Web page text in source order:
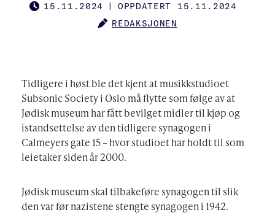
PUBLISHED
15.11.2024 | OPPDATERT 15.11.2024
AUTHOR
REDAKSJONEN
Tidligere i høst ble det kjent at musikkstudioet
Subsonic Society i Oslo må flytte som følge av at
Jødisk museum har fått bevilget midler til kjøp og
istandsettelse av den tidligere synagogen i
Calmeyers gate 15 – hvor studioet har holdt til som
leietaker siden år 2000.
Jødisk museum skal tilbakeføre synagogen til slik
den var før nazistene stengte synagogen i 1942.